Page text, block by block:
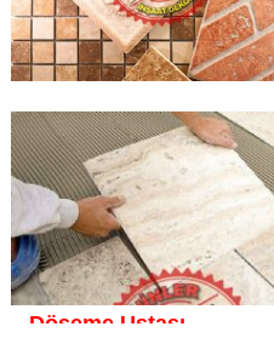
İnşaat Dekorasyon,
uzman kadrosuyla Kumluk
sunuyor
Sayfaya Git
Döşeme Ustası